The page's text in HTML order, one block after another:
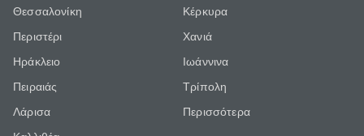
Θεσσαλονίκη
Περιστέρι
Ηράκλειο
Πειραιάς
Λάρισα
Κέρκυρα
Χανιά
Ιωάννινα
Τρίπολη
Περισσότερα